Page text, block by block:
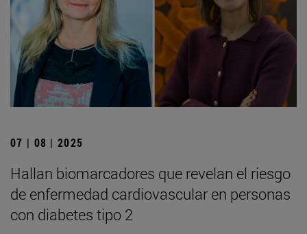
07 | 08 | 2025
Hallan biomarcadores que revelan el riesgo
de enfermedad cardiovascular en personas
con diabetes tipo 2